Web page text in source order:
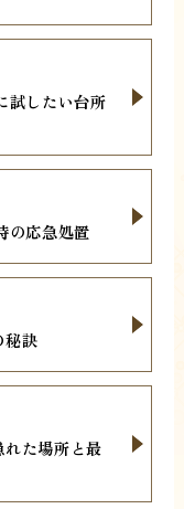
試したい台所
の応急処置
秘訣
た場所と最